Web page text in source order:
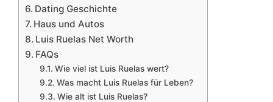
Dating Geschichte
Haus und Autos
Luis Ruelas Net Worth
FAQs
Wie viel ist Luis Ruelas wert?
Was macht Luis Ruelas für Leben?
Wie alt ist Luis Ruelas?